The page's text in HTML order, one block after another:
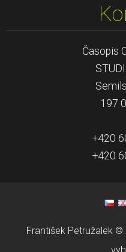
Časopis
197
+420
+420
František Petružalek